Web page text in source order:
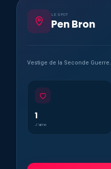
LE SPOT
Pen Bron
Vestige de la Seconde Guerre.
1
J’aime